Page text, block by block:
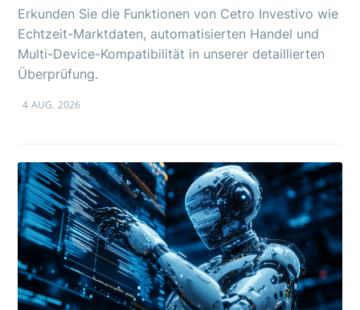
Erkunden Sie die Funktionen von Cetro Investivo wie
Echtzeit-Marktdaten, automatisierten Handel und
Multi-Device-Kompatibilität in unserer detaillierten
Überprüfung.
4 AUG. 2026